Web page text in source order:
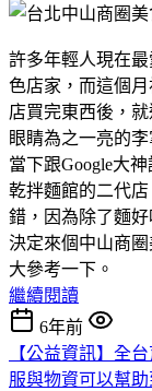
許多年輕人現在
色店家，而這個
店買完東西後，
眼睛為之一亮的
當下跟Google大
乾拌麵館的二代
錯，因為除了麵
決定來個中山商
大參考一下。
繼續閱讀
6年前
【公益資訊】全
服與物資可以幫助